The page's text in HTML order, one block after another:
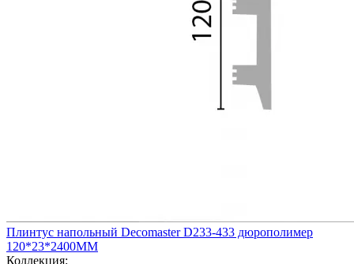
Плинтус напольный Decomaster D233-433 дюрополимер
120*23*2400ММ
Коллекция: